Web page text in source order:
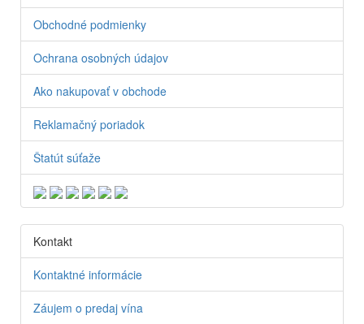
Obchodné podmienky
Ochrana osobných údajov
Ako nakupovať v obchode
Reklamačný poriadok
Štatút súťaže
Kontakt
Kontaktné informácie
Záujem o predaj vína